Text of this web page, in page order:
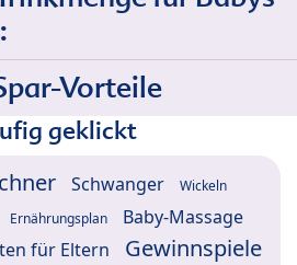
Vorteile
geklickt
Schwanger Wickeln
Ernährungsplan Baby-Massage
für Eltern
Gewinnspiele